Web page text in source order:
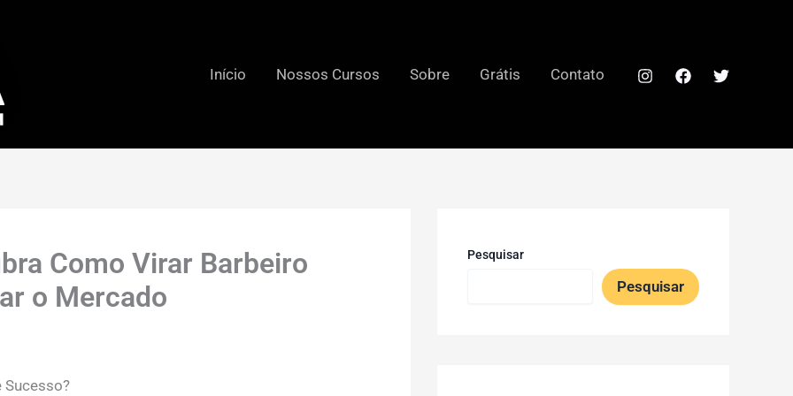
Início Nossos Cursos Sobre Grátis Contato
Como Virar Barbeiro
o Mercado
Sucesso?
Pesquisar
Pesquisar